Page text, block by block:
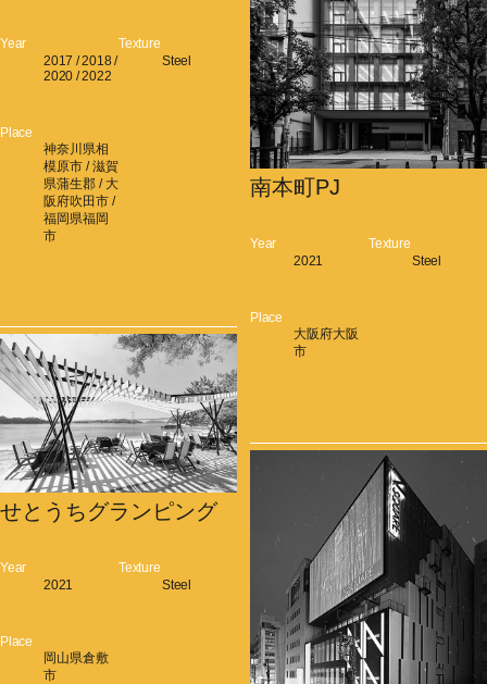
Year
2017 / 2018 /
2020 / 2022
Texture
Steel
Place
神奈川県相
模原市 / 滋賀
県蒲生郡 / 大
阪府吹田市 /
福岡県福岡
市
南本町PJ
Year
2021
Texture
Steel
Place
大阪府大阪
市
せとうちグランピング
Year
2021
Texture
Steel
Place
岡山県倉敷
市